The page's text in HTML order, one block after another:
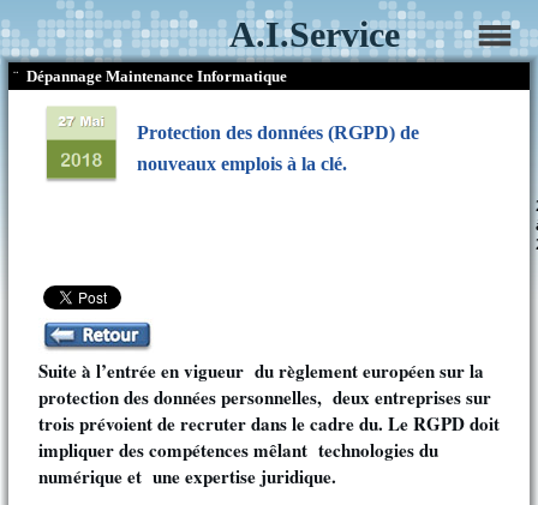
A.I.Service
¨ Dépannage Maintenance Informatique
Protection des données (RGPD) de
nouveaux emplois à la clé.
Suite à l’entrée en vigueur du règlement européen sur la
protection des données personnelles, deux entreprises sur
trois prévoient de recruter dans le cadre du. Le RGPD doit
impliquer des compétences mêlant technologies du
numérique et une expertise juridique.